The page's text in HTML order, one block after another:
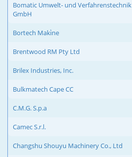
Bomatic Umwelt- und Verfahrenstechnik
GmbH
Bortech Maki̇ne
Brentwood RM Pty Ltd
Brilex Industries, Inc.
Bulkmatech Cape CC
C.M.G. S.p.a
Camec S.r.l.
Changshu Shouyu Machinery Co., Ltd